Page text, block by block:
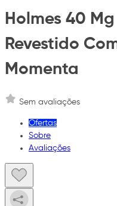
Holmes 40
Revestido
Momenta
Sem avaliações
Ofertas
Sobre
Avaliações